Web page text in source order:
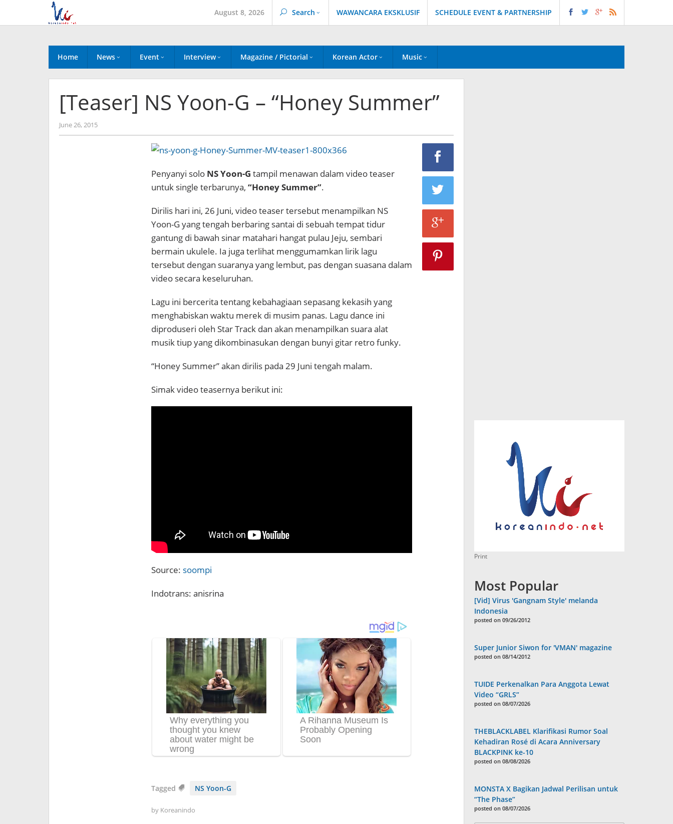
content
August 8, 2026 Search WAWANCARA EKSKLUSIF SCHEDULE EVENT & PARTNERSHIP
Home News Event Interview Magazine / Pictorial Korean Actor Music
[Teaser] NS Yoon-G – “Honey Summer”
June 26, 2015by
Koreanindo
Penyanyi solo NS Yoon-G tampil menawan dalam video teaser
untuk single terbarunya, “Honey Summer”.
Dirilis hari ini, 26 Juni, video teaser tersebut menampilkan NS
Yoon-G yang tengah berbaring santai di sebuah tempat tidur
gantung di bawah sinar matahari hangat pulau Jeju, sembari
bermain ukulele. Ia juga terlihat menggumamkan lirik lagu
tersebut dengan suaranya yang lembut, pas dengan suasana dalam
video secara keseluruhan.
Lagu ini bercerita tentang kebahagiaan sepasang kekasih yang
menghabiskan waktu merek di musim panas. Lagu dance ini
diproduseri oleh Star Track dan akan menampilkan suara alat
musik tiup yang dikombinasukan dengan bunyi gitar retro funky.
“Honey Summer” akan dirilis pada 29 Juni tengah malam.
Simak video teasernya berikut ini:
Source: soompi
Indotrans: anisrina
Tagged NS Yoon-G
by Koreanindo
Print
Most Popular
[Vid] Virus 'Gangnam Style' melanda
Indonesia
posted on 09/26/2012
Super Junior Siwon for 'VMAN' magazine
posted on 08/14/2012
TUIDE Perkenalkan Para Anggota Lewat
Video “GRLS”
posted on 08/07/2026
THEBLACKLABEL Klarifikasi Rumor Soal
Kehadiran Rosé di Acara Anniversary
BLACKPINK ke-10
posted on 08/08/2026
MONSTA X Bagikan Jadwal Perilisan untuk
“The Phase”
posted on 08/07/2026